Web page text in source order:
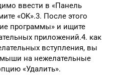
ввести в «Панель
«OK».3. После этого
программы» и ищите
приложений.4. как
вступления, вы
на нежелательные
«Удалить».